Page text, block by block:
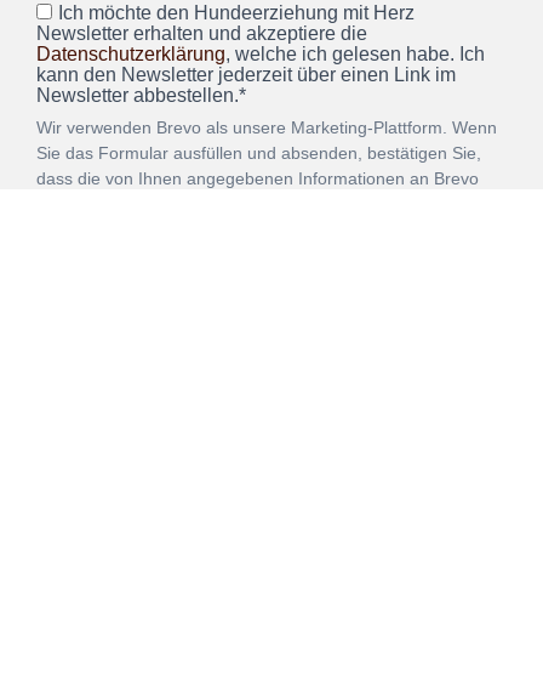
Ich möchte den Hundeerziehung mit Herz
Newsletter erhalten und akzeptiere die
Datenschutzerklärung, welche ich gelesen habe. Ich
kann den Newsletter jederzeit über einen Link im
Newsletter abbestellen.*
Wir verwenden Brevo als unsere Marketing-Plattform. Wenn
Sie das Formular ausfüllen und absenden, bestätigen Sie,
dass die von Ihnen angegebenen Informationen an Brevo